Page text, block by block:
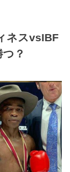
ネスvsIBF
？